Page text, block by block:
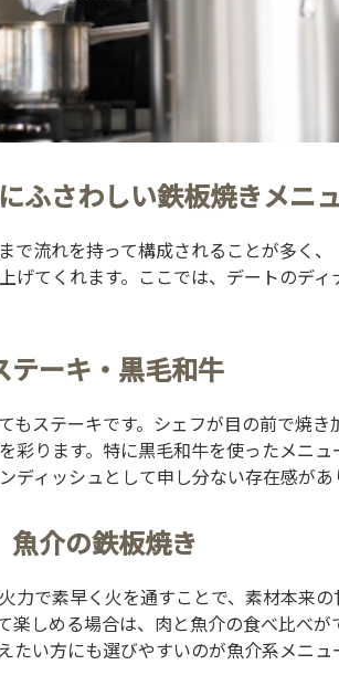
ふさわしい鉄板焼きメニ
流れを持って構成されることが多く、
げてくれます。ここでは、デートのデ
テーキ・黒毛和牛
もステーキです。シェフが目の前で焼
彩ります。特に黒毛和牛を使ったメニ
ィッシュとして申し分ない存在感があ
魚介の鉄板焼き
力で素早く火を通すことで、素材本来
楽しめる場合は、肉と魚介の食べ比べ
い方にも選びやすいのが魚介系メニュ